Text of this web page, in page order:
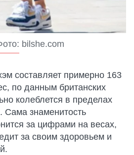
bilshe.com
составляет примерно 163
по данным британских
колеблется в пределах
Сама знаменитость
за цифрами на весах,
за своим здоровьем и